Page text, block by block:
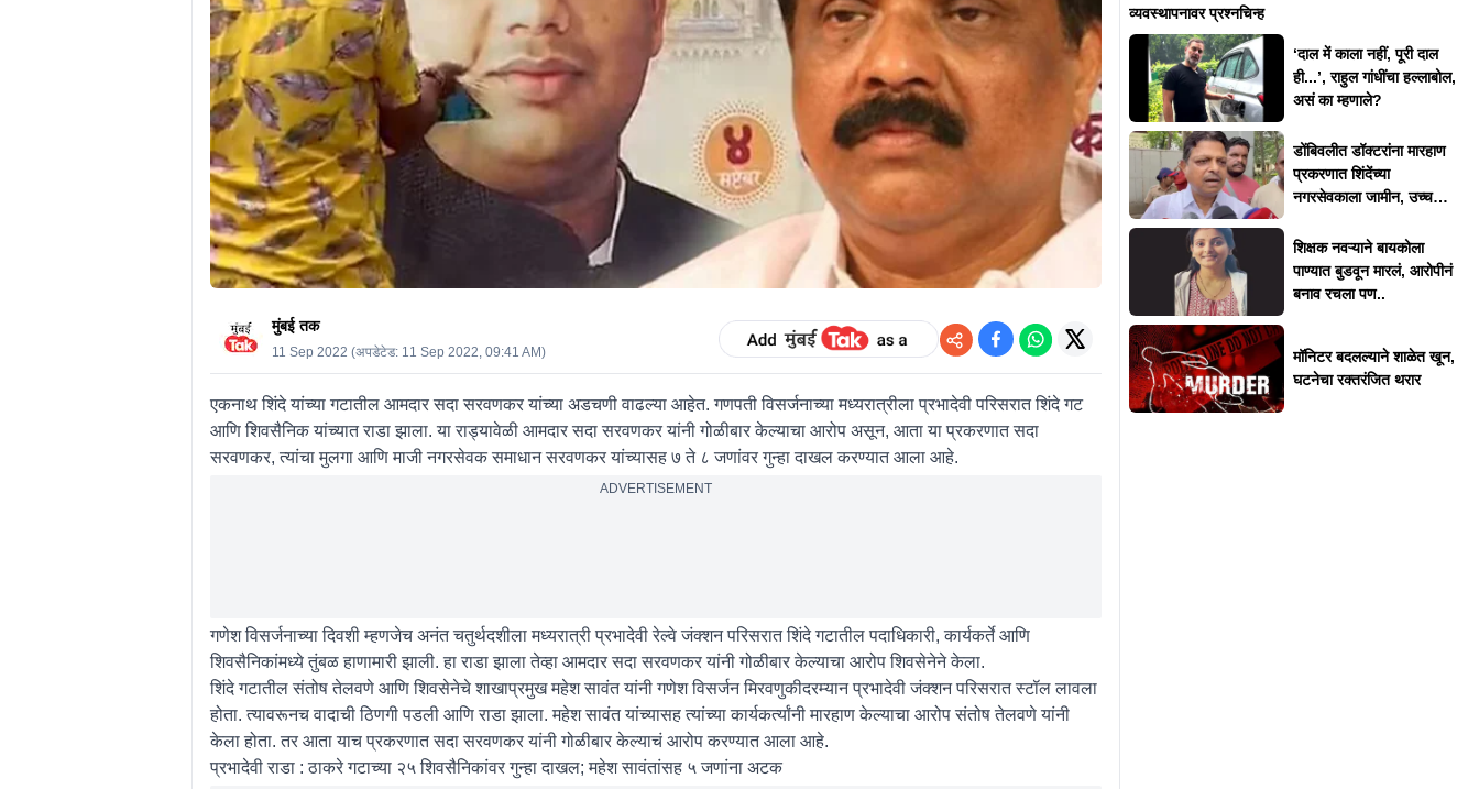
मुंबई तक
11 Sep 2022 (अपडेटेड: 11 Sep 2022, 09:41 AM)
एकनाथ शिंदे यांच्या गटातील आमदार सदा सरवणकर यांच्या अडचणी वाढल्या आहेत. गणपती विसर्जनाच्या मध्यरात्रीला प्रभादेवी परिसरात शिंदे गट
आणि शिवसैनिक यांच्यात राडा झाला. या राड्यावेळी आमदार सदा सरवणकर यांनी गोळीबार केल्याचा आरोप असून, आता या प्रकरणात सदा
सरवणकर, त्यांचा मुलगा आणि माजी नगरसेवक समाधान सरवणकर यांच्यासह ७ ते ८ जणांवर गुन्हा दाखल करण्यात आला आहे.
ADVERTISEMENT
गणेश विसर्जनाच्या दिवशी म्हणजेच अनंत चतुर्थदशीला मध्यरात्री प्रभादेवी रेल्वे जंक्शन परिसरात शिंदे गटातील पदाधिकारी, कार्यकर्ते आणि
शिवसैनिकांमध्ये तुंबळ हाणामारी झाली. हा राडा झाला तेव्हा आमदार सदा सरवणकर यांनी गोळीबार केल्याचा आरोप शिवसेनेने केला.
शिंदे गटातील संतोष तेलवणे आणि शिवसेनेचे शाखाप्रमुख महेश सावंत यांनी गणेश विसर्जन मिरवणुकीदरम्यान प्रभादेवी जंक्शन परिसरात स्टॉल लावला
होता. त्यावरूनच वादाची ठिणगी पडली आणि राडा झाला. महेश सावंत यांच्यासह त्यांच्या कार्यकर्त्यांनी मारहाण केल्याचा आरोप संतोष तेलवणे यांनी
केला होता. तर आता याच प्रकरणात सदा सरवणकर यांनी गोळीबार केल्याचं आरोप करण्यात आला आहे.
प्रभादेवी राडा : ठाकरे गटाच्या २५ शिवसैनिकांवर गुन्हा दाखल; महेश सावंतांसह ५ जणांना अटक
व्यवस्थापनावर प्रश्नचिन्ह
‘दाल में काला नहीं, पूरी दाल
ही...’, राहुल गांधींचा हल्लाबोल,
असं का म्हणाले?
डोंबिवलीत डॉक्टरांना मारहाण
प्रकरणात शिंदेंच्या
नगरसेवकाला जामीन, उच्च
शिक्षक नवऱ्याने बायकोला
पाण्यात बुडवून मारलं, आरोपीनं
बनाव रचला पण..
मॉनिटर बदलल्याने शाळेत खून,
घटनेचा रक्तरंजित थरार